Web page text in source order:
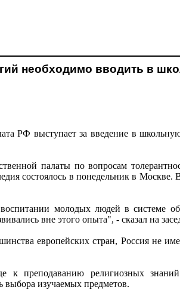
необходимо вводить в
РФ выступает за введение в
палаты по вопросам
состоялось в понедельник в
молодых людей в системе
вне этого опыта", - сказал на
европейских стран, Россия не
к преподаванию религиозных
выбора изучаемых предметов.